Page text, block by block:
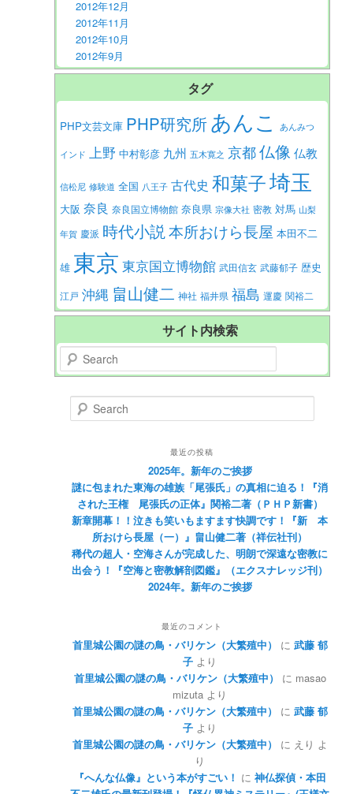
2012年12月
2012年11月
2012年10月
2012年9月
タグ
PHP文芸文庫 PHP研究所あんこ あんみつ
インド 上野 中村彰彦 九州 五木寛之 京都仏像 仏教
信松尼 修験道 全国 八王子 古代史 和菓子埼玉
大阪 奈良 奈良国立博物館 奈良県 宗像大社 密教 対馬 山梨
年賀 慶派 時代小説 本所おけら長屋 本田不二
雄 東京 東京国立博物館 武田信玄 武藤郁子 歴史
江戸 沖縄 畠山健二 神社 福井県 福島 運慶 関裕二
サイト内検索
Search
Search
最近の投稿
2025年。新年のご挨拶
謎に包まれた東海の雄族「尾張氏」の真相に迫る！『消
された王権 尾張氏の正体』関裕二著（ＰＨＰ新書）
新章開幕！！泣きも笑いもますます快調です！『新 本
所おけら長屋（一）』畠山健二著（祥伝社刊）
稀代の超人・空海さんが完成した、明朗で深遠な密教に
出会う！『空海と密教解剖図鑑』（エクスナレッジ刊）
2024年。新年のご挨拶
最近のコメント
首里城公園の謎の鳥・バリケン（大繁殖中） に 武藤 郁
子 より
首里城公園の謎の鳥・バリケン（大繁殖中）
に masao
mizuta より
首里城公園の謎の鳥・バリケン（大繁殖中）
に 武藤 郁
子 より
首里城公園の謎の鳥・バリケン（大繁殖中）
に えり よ
り
『へんな仏像』という本がすごい！ に 神仏探偵・本田